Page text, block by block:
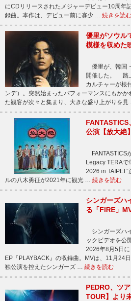
にCDリリースされたメジャーデビュー10周年
録曲。本作は、デビュー前に寡少 … 続きを読む
優里がソウル
模様を収めた
優里が、韓国
開催した。 路
カルチャーが根
ンデ）。突然始まったパフォーマンスにもか
た観客が次々と集まり、大きな盛り上がりを
公演【放大絶
FANTASTICS
Legacy TERAで
2026 in TAIPEI
ルの八木勇征が2021年に観光 … 続きを読む
シンガーズハ
る「FIRE」
シンガーズハ
ックビデオを公
2026年8月5日
EP『PLAYBACK』の収録曲。MVは、11月24
独公演を控えたシンガーズ … 続きを読む
PEDRO、ツ
TOUR】より